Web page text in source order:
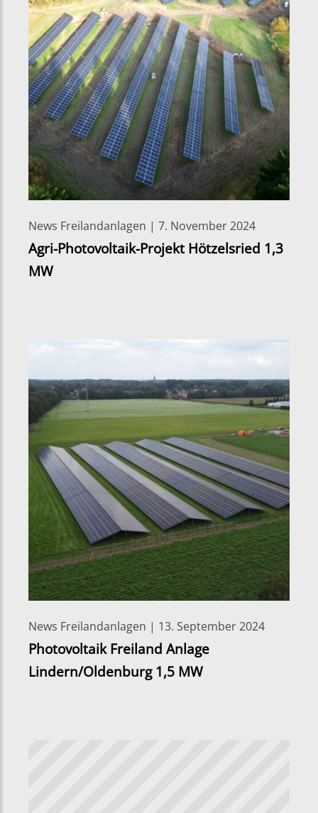
News Freilandanlagen | 7. November 2024
Agri-Photovoltaik-Projekt Hötzelsried 1,3
MW
News Freilandanlagen | 13. September 2024
Photovoltaik Freiland Anlage
Lindern/Oldenburg 1,5 MW